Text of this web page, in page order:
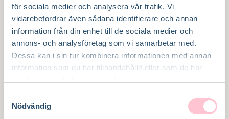
för sociala medier och analysera vår trafik. Vi
vidarebefordrar även sådana identifierare och annan
information från din enhet till de sociala medier och
annons- och analysföretag som vi samarbetar med.
Dessa kan i sin tur kombinera informationen med annan
information som du har tillhandahållit eller som de har
Nödvändig
current session.
This contains
non-personal
information on
what subpages
the visitor enters
– this